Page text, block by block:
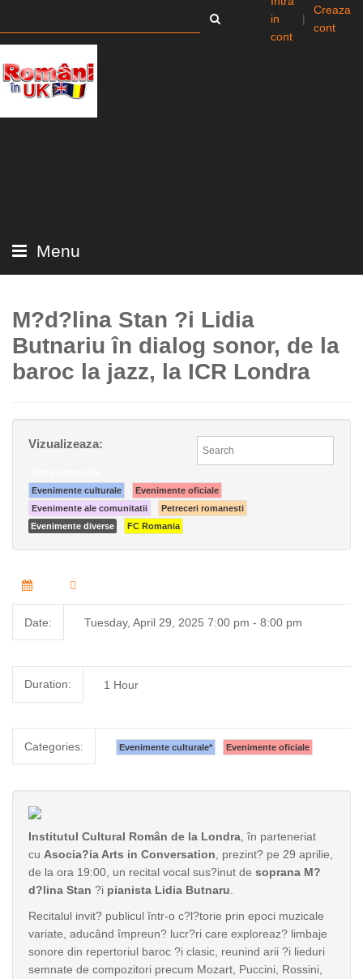
in
cont
|
Creaza
cont
Menu
M?d?lina Stan ?i Lidia
Butnariu în dialog sonor, de la
baroc la jazz, la ICR Londra
Vizualizeaza:
Evenimente culturale
Evenimente oficiale
Evenimente ale comunitatii
Petreceri romanesti
Evenimente diverse
FC Romania
Date: Tuesday, April 29, 2025 7:00 pm - 8:00 pm
Duration: 1 Hour
Categories: Evenimente culturale* Evenimente oficiale
Institutul Cultural Român de la Londra , în parteneriat
cu Asocia?ia Arts in Conversation , prezint? pe 29 aprilie,
de la ora 19:00, un recital vocal sus?inut de soprana M?
d?lina Stan ?i pianista Lidia Butnaru
Recitalul invit? publicul într-o c?l?torie prin epoci muzicale
variate, aducând împreun? lucr?ri care exploreaz? limbaje
sonore din repertoriul baroc ?i clasic, reunind arii ?i lieduri
semnate de compozitori precum Mozart, Puccini, Rossini,